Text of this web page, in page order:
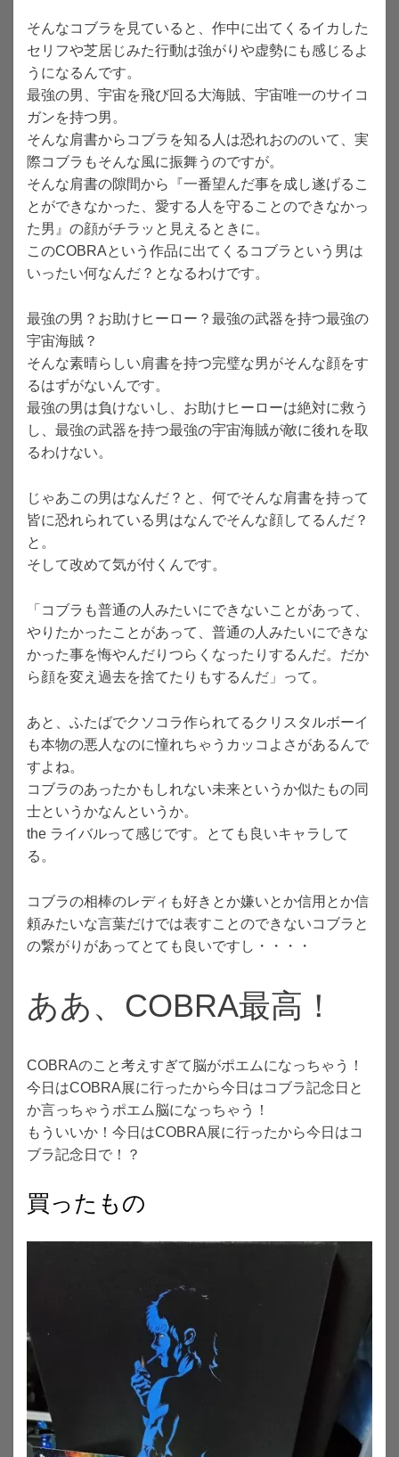
そんなコブラを見ていると、作中に出てくるイカした
セリフや芝居じみた行動は強がりや虚勢にも感じるよ
うになるんです。
最強の男、宇宙を飛び回る大海賊、宇宙唯一のサイコ
ガンを持つ男。
そんな肩書からコブラを知る人は恐れおののいて、実
際コブラもそんな風に振舞うのですが。
そんな肩書の隙間から『一番望んだ事を成し遂げるこ
とができなかった、愛する人を守ることのできなかっ
た男』の顔がチラッと見えるときに。
このCOBRAという作品に出てくるコブラという男は
いったい何なんだ？となるわけです。
最強の男？お助けヒーロー？最強の武器を持つ最強の
宇宙海賊？
そんな素晴らしい肩書を持つ完璧な男がそんな顔をす
るはずがないんです。
最強の男は負けないし、お助けヒーローは絶対に救う
し、最強の武器を持つ最強の宇宙海賊が敵に後れを取
るわけない。
じゃあこの男はなんだ？と、何でそんな肩書を持って
皆に恐れられている男はなんでそんな顔してるんだ？
と。
そして改めて気が付くんです。
「コブラも普通の人みたいにできないことがあって、
やりたかったことがあって、普通の人みたいにできな
かった事を悔やんだりつらくなったりするんだ。だか
ら顔を変え過去を捨てたりもするんだ」って。
あと、ふたばでクソコラ作られてるクリスタルボーイ
も本物の悪人なのに憧れちゃうカッコよさがあるんで
すよね。
コブラのあったかもしれない未来というか似たもの同
士というかなんというか。
the ライバルって感じです。とても良いキャラして
る。
コブラの相棒のレディも好きとか嫌いとか信用とか信
頼みたいな言葉だけでは表すことのできないコブラと
の繋がりがあってとても良いですし・・・・
ああ、COBRA最高！
COBRAのこと考えすぎて脳がポエムになっちゃう！
今日はCOBRA展に行ったから今日はコブラ記念日と
か言っちゃうポエム脳になっちゃう！
もういいか！今日はCOBRA展に行ったから今日はコ
ブラ記念日で！？
買ったもの